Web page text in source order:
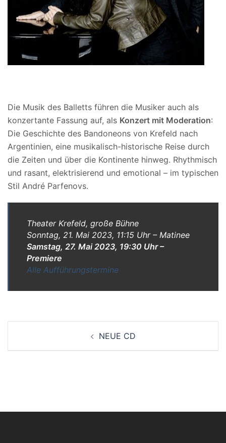
Die Musik des Balletts führen die Musiker auch als
konzertante Fassung auf, als Konzert mit Moderation:
Die Geschichte des Bandoneons von Krefeld nach
Argentinien, eine musikalisch-historische Reise durch
die Zeiten und über die Kontinente hinweg. Rhythmisch
und rasant, elektrisierend und emotional – im typischen
Stil André Parfenovs.
Theater Krefeld, große Bühne
Sonntag, 21. Mai 2023, 11:15 Uhr – Matinee
Samstag, 27. Mai 2023, 19:30 Uhr –
Premiere
Alle Aufführungstermine
NEUE CD